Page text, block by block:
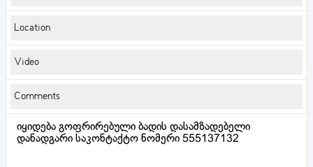
Location
Video
Comments
იყიდება გოფრირებული ბადის დასამზადებელი
დანადგარი საკონტაქტო ნომერი 555137132